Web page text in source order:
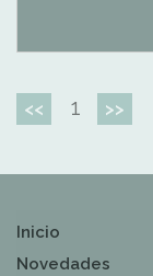
<< 1 >>
Inicio
Novedades